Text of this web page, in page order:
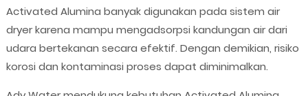
Activated Alumina banyak digunakan pada sistem air
dryer karena mampu mengadsorpsi kandungan air dari
udara bertekanan secara efektif. Dengan demikian, risiko
korosi dan kontaminasi proses dapat diminimalkan.